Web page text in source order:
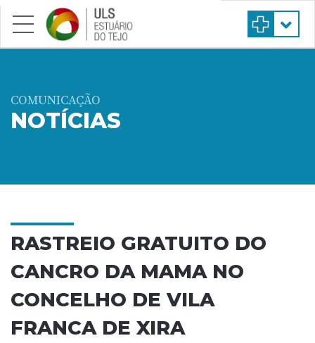
Saltar para conteúdo principal
COMUNICAÇÃO
NOTÍCIAS
RASTREIO GRATUITO DO
CANCRO DA MAMA NO
CONCELHO DE VILA
FRANCA DE XIRA